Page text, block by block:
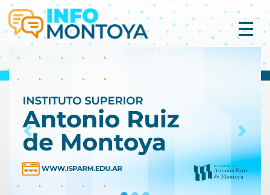
Previous Next